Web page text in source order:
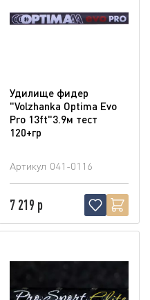
Удилище фидер
"Volzhanka Optima Evo
Pro 13ft"3.9м тест
120+гр
Артикул 041-0116
7 219 р